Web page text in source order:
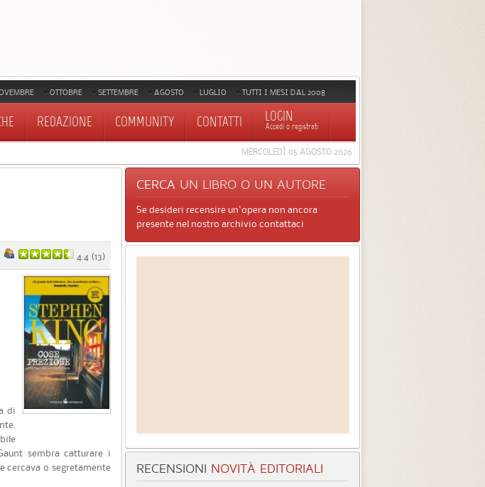
OTTOBRE SETTEMBRE AGOSTO LUGLIO TUTTI I MESI DAL 2008
REDAZIONE COMMUNITY CONTATTI LOGIN
Accedi o registrati
MERCOLEDÌ 05 AGOSTO 2026
4.4 (13)
di
sembra catturare i
cercava o segretamente
CERCA UN LIBRO O UN AUTORE
Se desideri recensire un'opera non ancora
presente nel nostro archivio contattaci
RECENSIONI NOVITÀ EDITORIALI